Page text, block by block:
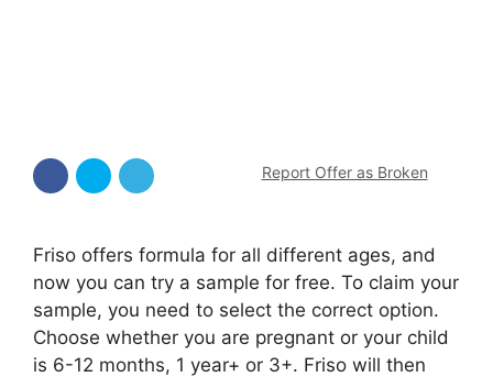
Report Offer as Broken
Friso offers formula for all different ages, and
now you can try a sample for free. To claim your
sample, you need to select the correct option.
Choose whether you are pregnant or your child
is 6-12 months, 1 year+ or 3+. Friso will then